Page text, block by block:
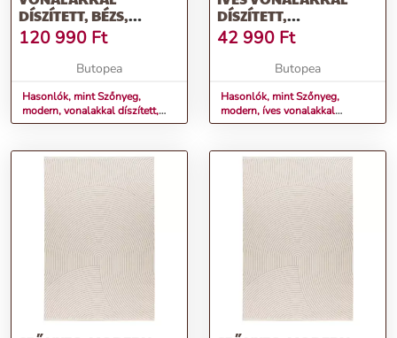
DÍSZÍTETT, BÉZS,
200X290 CM - LA
PLAINE
120 990 Ft
Butopea
Hasonlók, mint Szőnyeg,
modern, vonalakkal díszített,
bézs, 200x290 cm - LA PLAINE
DÍSZÍTETT,
SÖTÉTSZÜRKE, 120X170
CM - RONDOLE
42 990 Ft
Butopea
Hasonlók, mint Szőnyeg,
modern, íves vonalakkal
díszített, sötétszürke, 120x170